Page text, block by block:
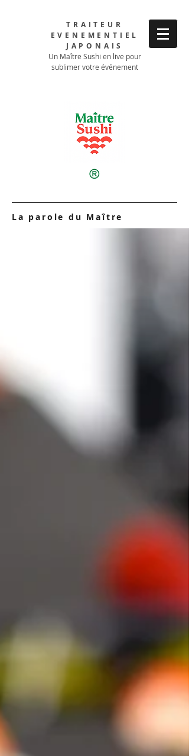
TRAITEUR
EVENEMENTIEL
JAPONAIS
Un Maître Sushi en live pour
sublimer votre événement
La parole du Maître